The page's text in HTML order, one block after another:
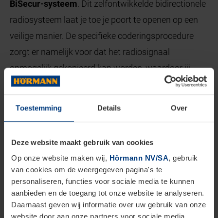
Toestemming Details Over
Deze website maakt gebruik van cookies
Op onze website maken wij, Hörmann NV/SA, gebruik
van cookies om de weergegeven pagina's te
personaliseren, functies voor sociale media te kunnen
aanbieden en de toegang tot onze website te analyseren.
Daarnaast geven wij informatie over uw gebruik van onze
website door aan onze partners voor sociale media,
BiSecur-systeem. Dit zelfontwikkelde bidirectionele
radiosysteem laat je toe je poort te openen op een
veilige manier. De specifieke coderingsprocedure
zorgt er namelijk voor dat het radiosignaal
onmogelijk gekopieerd kan worden, waardoor jij
steeds op beide oren slaapt.
Kies een poort met optimale
De weerstandsklasse van een poort, zegt veel over
de veiligheid ervan. Het is een kwaliteitsaanduiding
die aangeeft hoe goed een bepaald product bestand
is tegen iemand die zich een weg naar binnen wil